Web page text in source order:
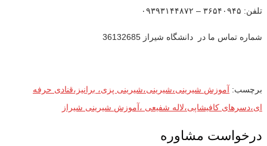
تلفن: ۳۶۵۴۰۹۴۵ – ۰۹۳۹۳۱۴۴۸۷۲
شماره تماس ما در دانشگاه شیراز 36132685
برچسب: آموزش شیرینی،شیرینی،شیرینی پزی، برانیز،قنادی حرفه
ای،دسرهای کافیشاپی،لاله شفیعی ،آموزش شیرینی شیراز
درخواست مشاوره